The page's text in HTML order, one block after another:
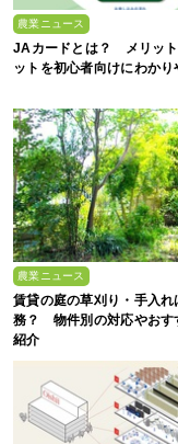
農業ニュース
JAカードとは？ メリット
ットを初心者向けにわか
農業ニュース
賃貸の庭の草刈り・手入れ
務？ 物件別の対応やおす
紹介